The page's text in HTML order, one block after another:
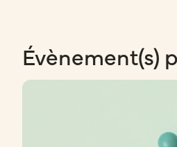
Évènement(s)